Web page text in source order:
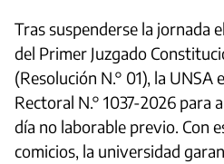
Tras suspenderse la jornada
del Primer Juzgado
(Resolución N.° 01), la UNSA
Rectoral N.° 1037-2026 para
día no laborable previo. Con
comicios, la universidad